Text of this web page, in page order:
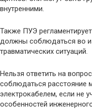
внутренними.
Также ПУЭ
должны соблюдаться во
травматических ситуаций.
Нельзя ответить на
соблюдаться расстояние
электрокабелем, если не
особенностей